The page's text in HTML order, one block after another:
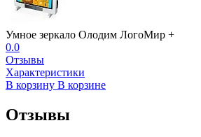
Умное зеркало Олодим ЛогоМир +
0.0
Отзывы
Характеристики
В корзину В корзине
Отзывы